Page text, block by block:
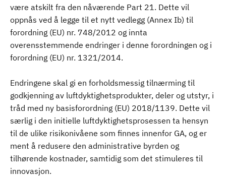
være atskilt fra den nåværende Part 21. Dette vil
oppnås ved å legge til et nytt vedlegg (Annex Ib) til
forordning (EU) nr. 748/2012 og innta
overensstemmende endringer i denne forordningen og i
forordning (EU) nr. 1321/2014.
Endringene skal gi en forholdsmessig tilnærming til
godkjenning av luftdyktighetsprodukter, deler og utstyr, i
tråd med ny basisforordning (EU) 2018/1139. Dette vil
særlig i den initielle luftdyktighetsprosessen ta hensyn
til de ulike risikonivåene som finnes innenfor GA, og er
ment å redusere den administrative byrden og
tilhørende kostnader, samtidig som det stimuleres til
innovasjon.